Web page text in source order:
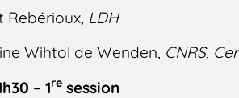
Rebérioux, LDH
Wihtol de Wenden, CNRS,
– 1re session